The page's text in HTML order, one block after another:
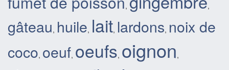
, ,
gâteau, huile, lait, lardons, noix de
coco, oeuf, oeufs, oignon,